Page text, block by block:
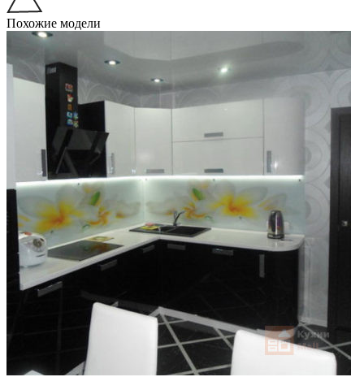
Похожие модели